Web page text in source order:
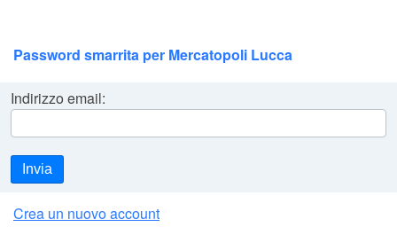
Password smarrita per Mercatopoli Lucca
Indirizzo email:
Invia
Crea un nuovo account